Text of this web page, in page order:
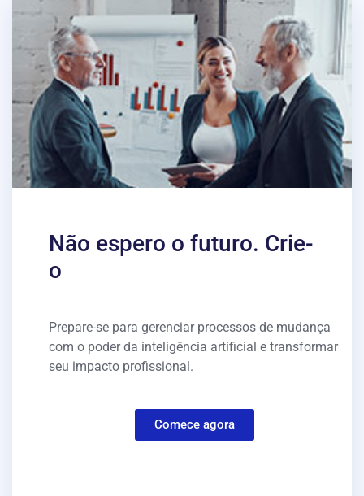
Não espero o futuro. Crie-
o
Prepare-se para gerenciar processos de mudança
com o poder da inteligência artificial e transformar
seu impacto profissional.
Comece agora